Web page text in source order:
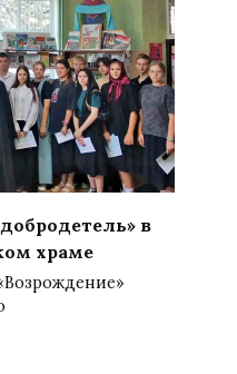
в
храме